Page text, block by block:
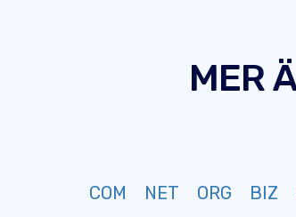
MER
COM NET ORG BIZ